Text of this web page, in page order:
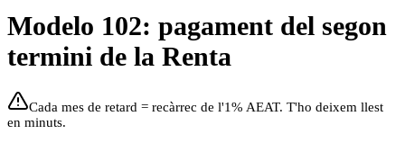
Modelo 102: pagament del segon
termini de la Renta
Cada mes de retard = recàrrec de l'1% AEAT. T'ho deixem llest
en minuts.